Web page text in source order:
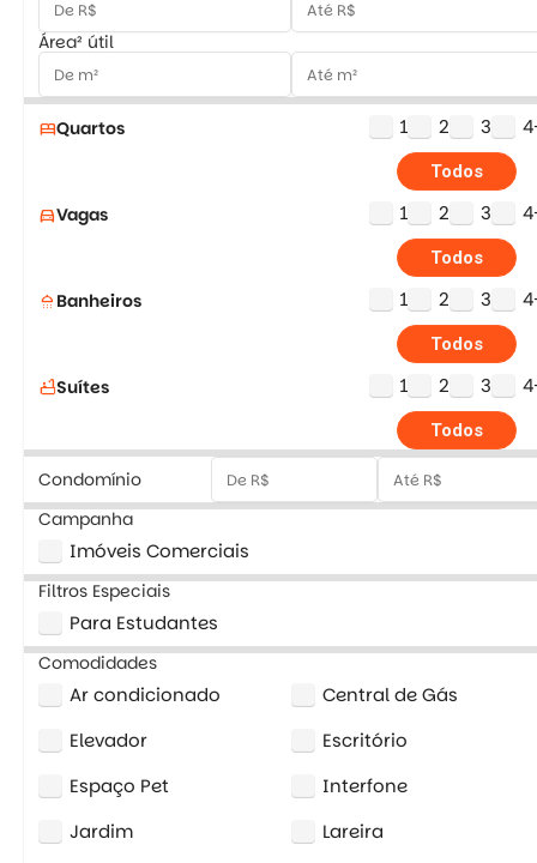
Área² útil
bedQuartos 1 2 3
Todos
directions_carVagas 1 2 3
Todos
shower Banheiros 1 2 3
Todos
bathtubSuítes 1 2 3
Todos
Condomínio
Campanha
Imóveis Comerciais
Filtros Especiais
Para Estudantes
Comodidades
Ar condicionado
Central de Gás
Elevador
Escritório
Espaço Pet
Interfone
Jardim
Lareira